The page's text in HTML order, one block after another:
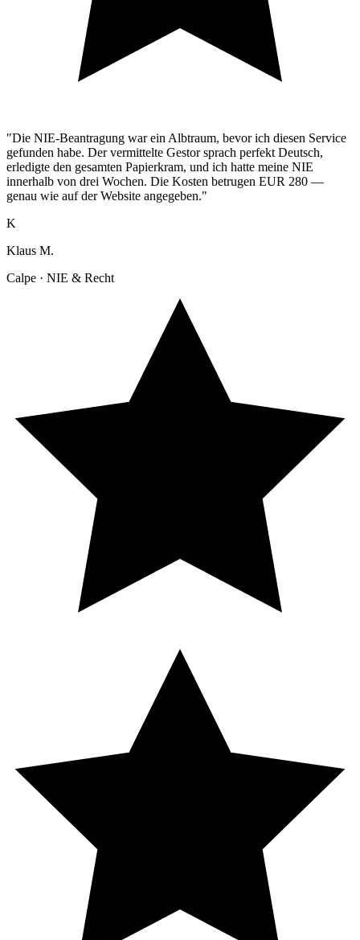
"Die NIE-Beantragung war ein Albtraum, bevor ich diesen Service
gefunden habe. Der vermittelte Gestor sprach perfekt Deutsch,
erledigte den gesamten Papierkram, und ich hatte meine NIE
innerhalb von drei Wochen. Die Kosten betrugen EUR 280 —
genau wie auf der Website angegeben."
K
Klaus M.
Calpe · NIE & Recht